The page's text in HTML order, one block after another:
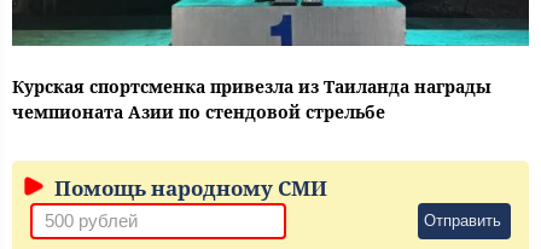
Курская спортсменка привезла из Таиланда награды
чемпионата Азии по стендовой стрельбе
Помощь народному СМИ
Отправить